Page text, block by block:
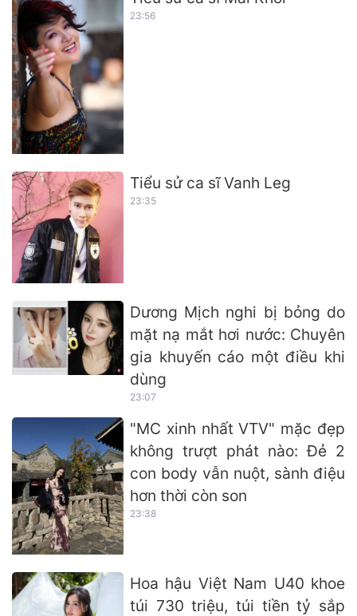
23:56
Tiểu sử ca sĩ Vanh Leg
23:35
Dương Mịch nghi bị bỏng do
mặt nạ mắt hơi nước: Chuyên
gia khuyến cáo một điều khi
dùng
23:07
"MC xinh nhất VTV" mặc đẹp
không trượt phát nào: Đẻ 2
con body vẫn nuột, sành điệu
hơn thời còn son
23:38
Hoa hậu Việt Nam U40 khoe
túi 730 triệu, túi tiền tỷ sắp